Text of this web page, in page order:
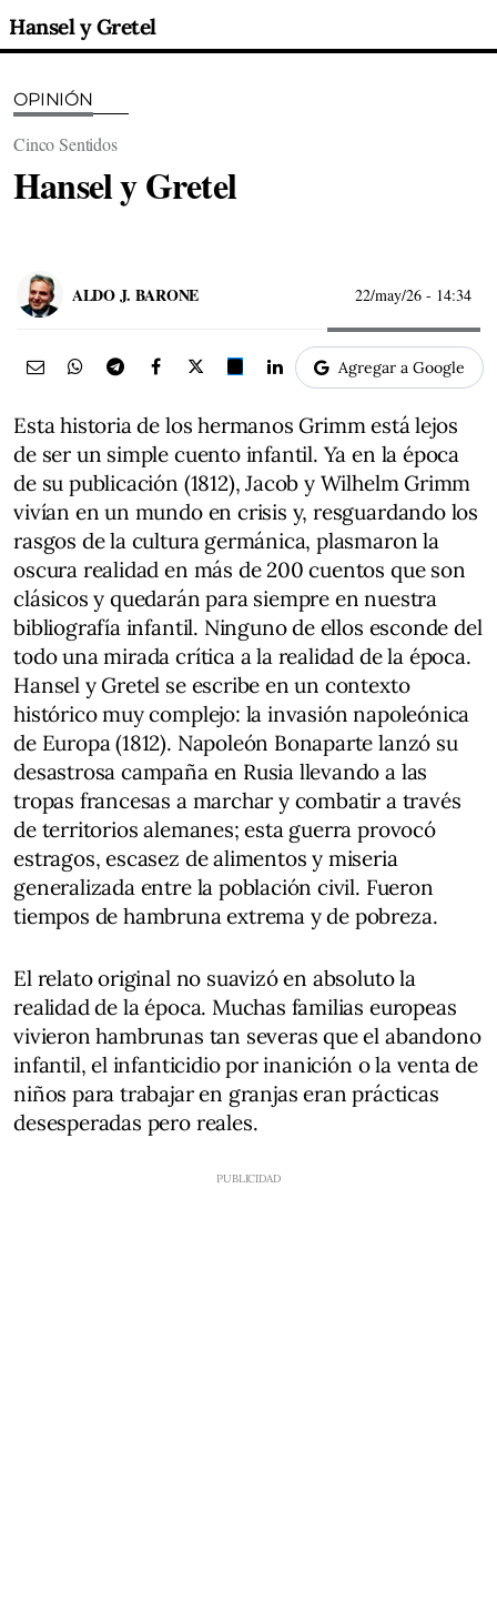
Hansel y Gretel
OPINIÓN
Cinco Sentidos
Hansel y Gretel
ALDO J. BARONE 22/may/26 - 14:34
Agregar a Google
Esta historia de los hermanos Grimm está lejos
de ser un simple cuento infantil. Ya en la época
de su publicación (1812), Jacob y Wilhelm Grimm
vivían en un mundo en crisis y, resguardando los
rasgos de la cultura germánica, plasmaron la
oscura realidad en más de 200 cuentos que son
clásicos y quedarán para siempre en nuestra
bibliografía infantil. Ninguno de ellos esconde del
todo una mirada crítica a la realidad de la época.
Hansel y Gretel se escribe en un contexto
histórico muy complejo: la invasión napoleónica
de Europa (1812). Napoleón Bonaparte lanzó su
desastrosa campaña en Rusia llevando a las
tropas francesas a marchar y combatir a través
de territorios alemanes; esta guerra provocó
estragos, escasez de alimentos y miseria
generalizada entre la población civil. Fueron
tiempos de hambruna extrema y de pobreza.
El relato original no suavizó en absoluto la
realidad de la época. Muchas familias europeas
vivieron hambrunas tan severas que el abandono
infantil, el infanticidio por inanición o la venta de
niños para trabajar en granjas eran prácticas
desesperadas pero reales.